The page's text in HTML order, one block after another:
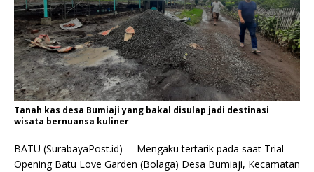
Tanah kas desa Bumiaji yang bakal disulap jadi destinasi
wisata bernuansa kuliner
BATU (SurabayaPost.id) – Mengaku tertarik pada saat Trial
Opening Batu Love Garden (Bolaga) Desa Bumiaji, Kecamatan